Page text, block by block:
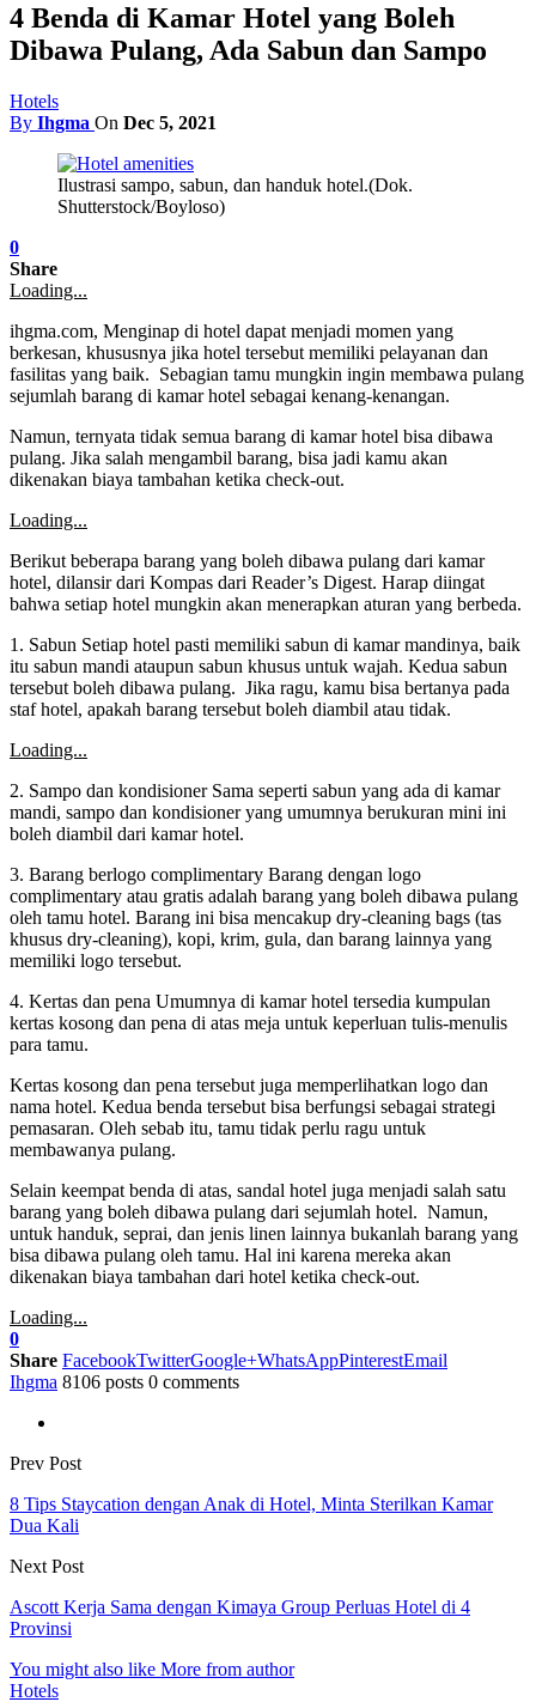
4 Benda di Kamar Hotel yang Boleh
Dibawa Pulang, Ada Sabun dan Sampo
Hotels
By Ihgma On Dec 5, 2021
Ilustrasi sampo, sabun, dan handuk hotel.(Dok.
Shutterstock/Boyloso)
0
Share
Loading...
ihgma.com, Menginap di hotel dapat menjadi momen yang
berkesan, khususnya jika hotel tersebut memiliki pelayanan dan
fasilitas yang baik. Sebagian tamu mungkin ingin membawa pulang
sejumlah barang di kamar hotel sebagai kenang-kenangan.
Namun, ternyata tidak semua barang di kamar hotel bisa dibawa
pulang. Jika salah mengambil barang, bisa jadi kamu akan
dikenakan biaya tambahan ketika check-out.
Loading...
Berikut beberapa barang yang boleh dibawa pulang dari kamar
hotel, dilansir dari Kompas dari Reader’s Digest. Harap diingat
bahwa setiap hotel mungkin akan menerapkan aturan yang berbeda.
1. Sabun Setiap hotel pasti memiliki sabun di kamar mandinya, baik
itu sabun mandi ataupun sabun khusus untuk wajah. Kedua sabun
tersebut boleh dibawa pulang. Jika ragu, kamu bisa bertanya pada
staf hotel, apakah barang tersebut boleh diambil atau tidak.
Loading...
2. Sampo dan kondisioner Sama seperti sabun yang ada di kamar
mandi, sampo dan kondisioner yang umumnya berukuran mini ini
boleh diambil dari kamar hotel.
3. Barang berlogo complimentary Barang dengan logo
complimentary atau gratis adalah barang yang boleh dibawa pulang
oleh tamu hotel. Barang ini bisa mencakup dry-cleaning bags (tas
khusus dry-cleaning), kopi, krim, gula, dan barang lainnya yang
memiliki logo tersebut.
4. Kertas dan pena Umumnya di kamar hotel tersedia kumpulan
kertas kosong dan pena di atas meja untuk keperluan tulis-menulis
para tamu.
Kertas kosong dan pena tersebut juga memperlihatkan logo dan
nama hotel. Kedua benda tersebut bisa berfungsi sebagai strategi
pemasaran. Oleh sebab itu, tamu tidak perlu ragu untuk
membawanya pulang.
Selain keempat benda di atas, sandal hotel juga menjadi salah satu
barang yang boleh dibawa pulang dari sejumlah hotel. Namun,
untuk handuk, seprai, dan jenis linen lainnya bukanlah barang yang
bisa dibawa pulang oleh tamu. Hal ini karena mereka akan
dikenakan biaya tambahan dari hotel ketika check-out.
Loading...
0
Share FacebookTwitterGoogle+WhatsAppPinterestEmail
Ihgma 8106 posts 0 comments
Prev Post
8 Tips Staycation dengan Anak di Hotel, Minta Sterilkan Kamar
Dua Kali
Next Post
Ascott Kerja Sama dengan Kimaya Group Perluas Hotel di 4
Provinsi
You might also like More from author
Hotels